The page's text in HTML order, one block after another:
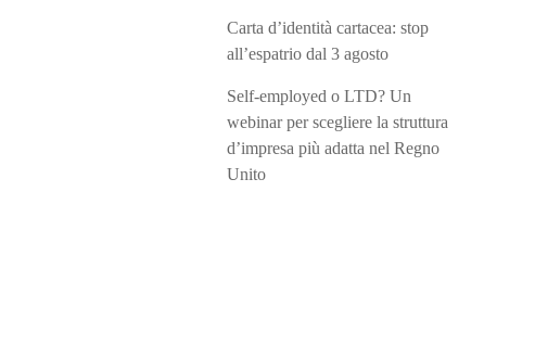
Carta d’identità cartacea: stop
all’espatrio dal 3 agosto
Self-employed o LTD? Un
webinar per scegliere la struttura
d’impresa più adatta nel Regno
Unito